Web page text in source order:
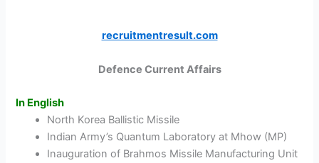
recruitmentresult.com
Defence Current Affairs
In English
North Korea Ballistic Missile
Indian Army’s Quantum Laboratory at Mhow (MP)
Inauguration of Brahmos Missile Manufacturing Unit